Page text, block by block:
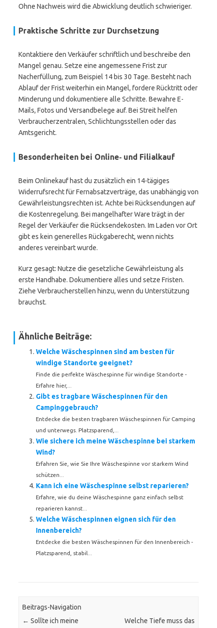
Ohne Nachweis wird die Abwicklung deutlich schwieriger.
Praktische Schritte zur Durchsetzung
Kontaktiere den Verkäufer schriftlich und beschreibe den
Mangel genau. Setze eine angemessene Frist zur
Nacherfüllung, zum Beispiel 14 bis 30 Tage. Besteht nach
Ablauf der Frist weiterhin ein Mangel, fordere Rücktritt oder
Minderung und dokumentiere alle Schritte. Bewahre E-
Mails, Fotos und Versandbelege auf. Bei Streit helfen
Verbraucherzentralen, Schlichtungsstellen oder das
Amtsgericht.
Besonderheiten bei Online‑ und Filialkauf
Beim Onlinekauf hast du zusätzlich ein 14-tägiges
Widerrufsrecht für Fernabsatzverträge, das unabhängig von
Gewährleistungsrechten ist. Achte bei Rücksendungen auf
die Kostenregelung. Bei mangelhafter Ware trägt in der
Regel der Verkäufer die Rücksendekosten. Im Laden vor Ort
gibt es kein generelles Rückgaberecht, wenn nichts
anderes vereinbart wurde.
Kurz gesagt: Nutze die gesetzliche Gewährleistung als
erste Handhabe. Dokumentiere alles und setze Fristen.
Ziehe Verbraucherstellen hinzu, wenn du Unterstützung
brauchst.
Ähnliche Beiträge:
Welche Wäschespinnen sind am besten für
windige Standorte geeignet?
Finde die perfekte Wäschespinne für windige Standorte -
Erfahre hier,...
Gibt es tragbare Wäschespinnen für den
Campinggebrauch?
Entdecke die besten tragbaren Wäschespinnen für Camping
und unterwegs. Platzsparend,...
Wie sichere ich meine Wäschespinne bei starkem
Wind?
Erfahren Sie, wie Sie Ihre Wäschespinne vor starkem Wind
schützen...
Kann ich eine Wäschespinne selbst reparieren?
Erfahre, wie du deine Wäschespinne ganz einfach selbst
reparieren kannst...
Welche Wäschespinnen eignen sich für den
Innenbereich?
Entdecke die besten Wäschespinnen für den Innenbereich -
Platzsparend, stabil...
Beitrags-Navigation
← Sollte ich meine Welche Tiefe muss das